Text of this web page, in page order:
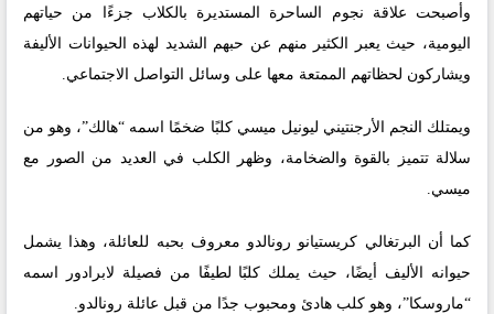
وأصبحت علاقة نجوم الساحرة المستديرة بالكلاب جزءًا من حياتهم
اليومية، حيث يعبر الكثير منهم عن حبهم الشديد لهذه الحيوانات الأليفة
ويشاركون لحظاتهم الممتعة معها على وسائل التواصل الاجتماعي.
ويمتلك النجم الأرجنتيني ليونيل ميسي كلبًا ضخمًا اسمه “هالك”، وهو من
سلالة تتميز بالقوة والضخامة، وظهر الكلب في العديد من الصور مع
ميسي.
كما أن البرتغالي كريستيانو رونالدو معروف بحبه للعائلة، وهذا يشمل
حيوانه الأليف أيضًا، حيث يملك كلبًا لطيفًا من فصيلة لابرادور اسمه
“ماروسكا”، وهو كلب هادئ ومحبوب جدًا من قبل عائلة رونالدو.